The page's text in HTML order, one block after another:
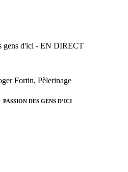
gens d'ici - EN DIRECT
Fortin, Pèlerinage
PASSION DES GENS D’ICI